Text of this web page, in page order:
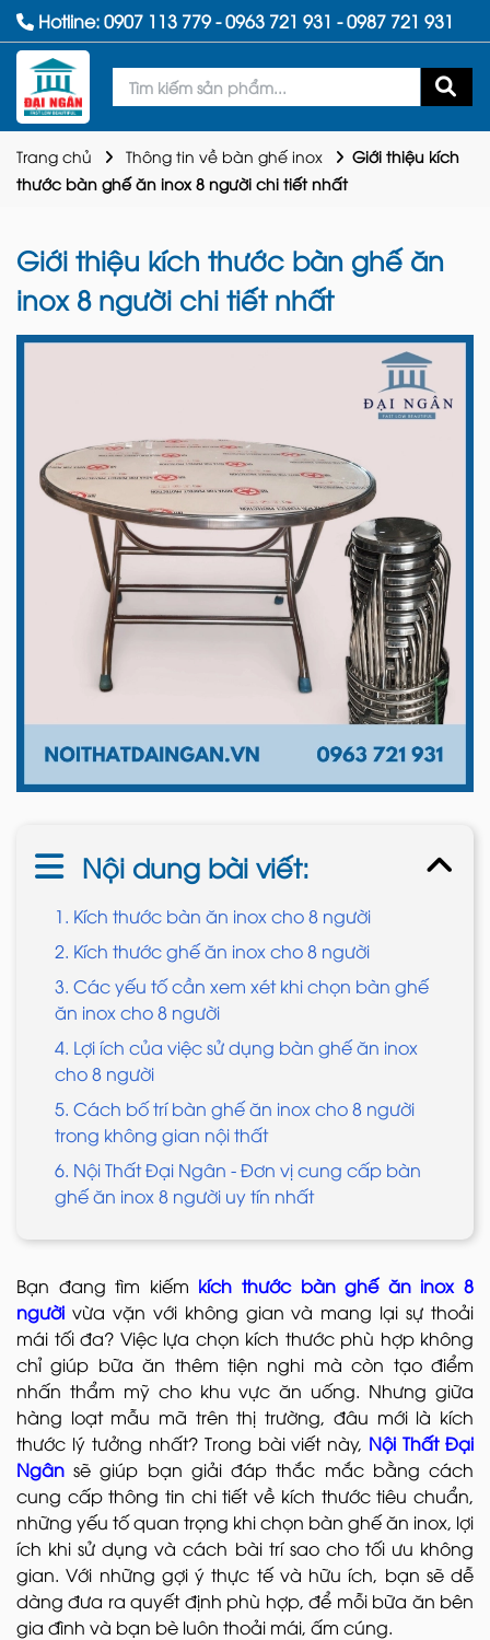
Hotline:0907 113 779-0963 721 931 -0987 721 931
Trang chủ Thông tin về bàn ghế inox
Giới thiệu kích
thước bàn ghế ăn inox 8 người chi tiết nhất
Giới thiệu kích thước bàn ghế ăn
inox 8 người chi tiết nhất
Nội dung bài viết:
1. Kích thước bàn ăn inox cho 8 người
2. Kích thước ghế ăn inox cho 8 người
3. Các yếu tố cần xem xét khi chọn bàn ghế
ăn inox cho 8 người
4. Lợi ích của việc sử dụng bàn ghế ăn inox
cho 8 người
5. Cách bố trí bàn ghế ăn inox cho 8 người
trong không gian nội thất
6. Nội Thất Đại Ngân - Đơn vị cung cấp bàn
ghế ăn inox 8 người uy tín nhất
Bạn đang tìm kiếm kích thước bàn ghế ăn inox 8
người vừa vặn với không gian và mang lại sự thoải
mái tối đa? Việc lựa chọn kích thước phù hợp không
chỉ giúp bữa ăn thêm tiện nghi mà còn tạo điểm
nhấn thẩm mỹ cho khu vực ăn uống. Nhưng giữa
hàng loạt mẫu mã trên thị trường, đâu mới là kích
thước lý tưởng nhất? Trong bài viết này, Nội Thất Đại
Ngân sẽ giúp bạn giải đáp thắc mắc bằng cách
cung cấp thông tin chi tiết về kích thước tiêu chuẩn,
những yếu tố quan trọng khi chọn bàn ghế ăn inox, lợi
ích khi sử dụng và cách bài trí sao cho tối ưu không
gian. Với những gợi ý thực tế và hữu ích, bạn sẽ dễ
dàng đưa ra quyết định phù hợp, để mỗi bữa ăn bên
gia đình và bạn bè luôn thoải mái, ấm cúng.